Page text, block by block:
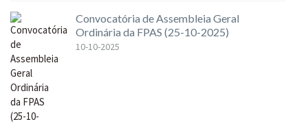
Convocatória de Assembleia Geral
Ordinária da FPAS (25-10-2025)
10-10-2025